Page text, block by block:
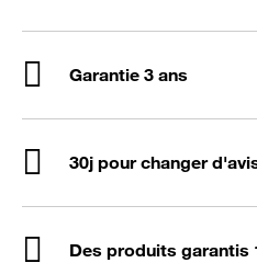
Garantie 3 ans
30j pour changer
Des produits garantis